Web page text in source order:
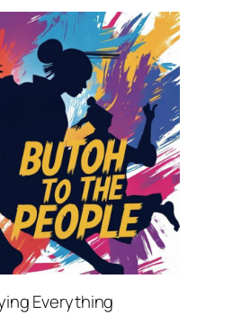
Everything